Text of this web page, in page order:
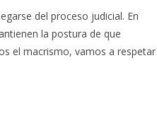
del proceso judicial. En
la postura de que
el macrismo, vamos a respetar